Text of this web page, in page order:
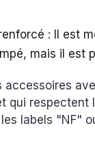
: Il est
mais il est
accessoires
qui respectent
labels "NF"